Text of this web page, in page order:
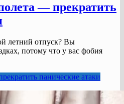
— прекратить
летний отпуск? Вы
потому что у вас фобия
панические атаки